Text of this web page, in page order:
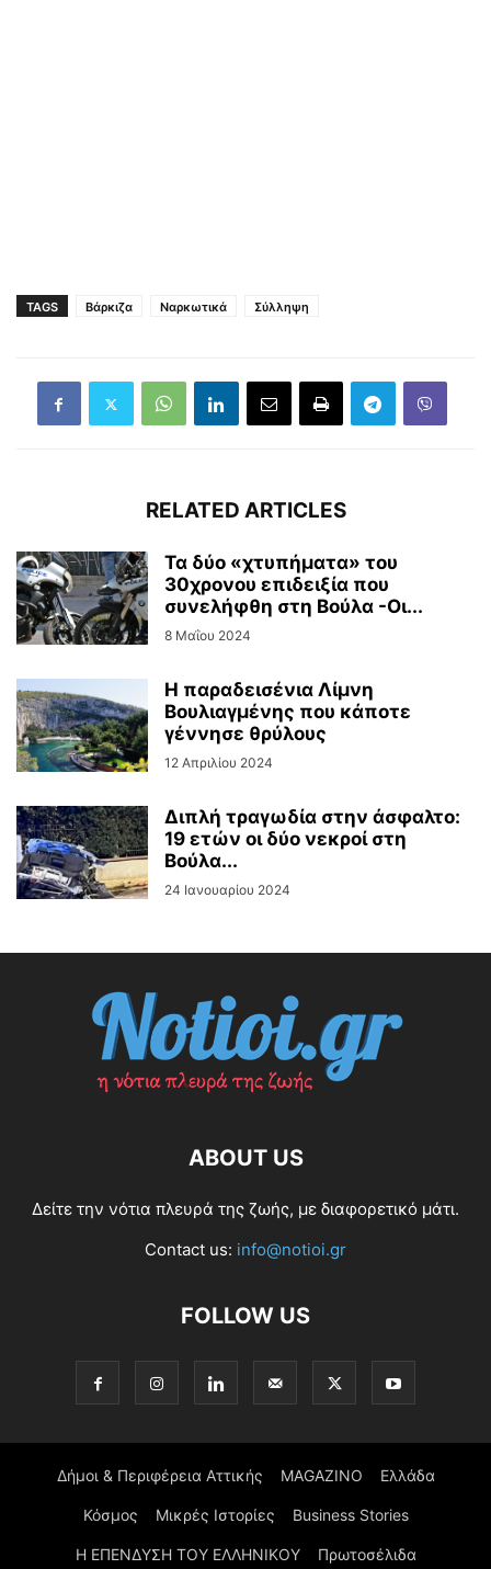
TAGS Βάρκιζα Ναρκωτικά Σύλληψη
RELATED ARTICLES
Τα δύο «χτυπήματα» του
30χρονου επιδειξία που
συνελήφθη στη Βούλα -Οι...
8 Μαΐου 2024
Η παραδεισένια Λίμνη
Βουλιαγμένης που κάποτε
γέννησε θρύλους
12 Απριλίου 2024
Διπλή τραγωδία στην άσφαλτο:
19 ετών οι δύο νεκροί στη
Βούλα...
24 Ιανουαρίου 2024
ABOUT US
Δείτε την νότια πλευρά της ζωής, με διαφορετικό μάτι.
Contact us: info@notioi.gr
FOLLOW US
Δήμοι & Περιφέρεια Αττικής MAGAZINO Ελλάδα
Κόσμος Μικρές Ιστορίες Business Stories
Η ΕΠΕΝΔΥΣΗ ΤΟΥ ΕΛΛΗΝΙΚΟΥ Πρωτοσέλιδα